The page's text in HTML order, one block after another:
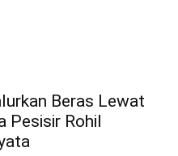
Beras Lewat
Pesisir Rohil